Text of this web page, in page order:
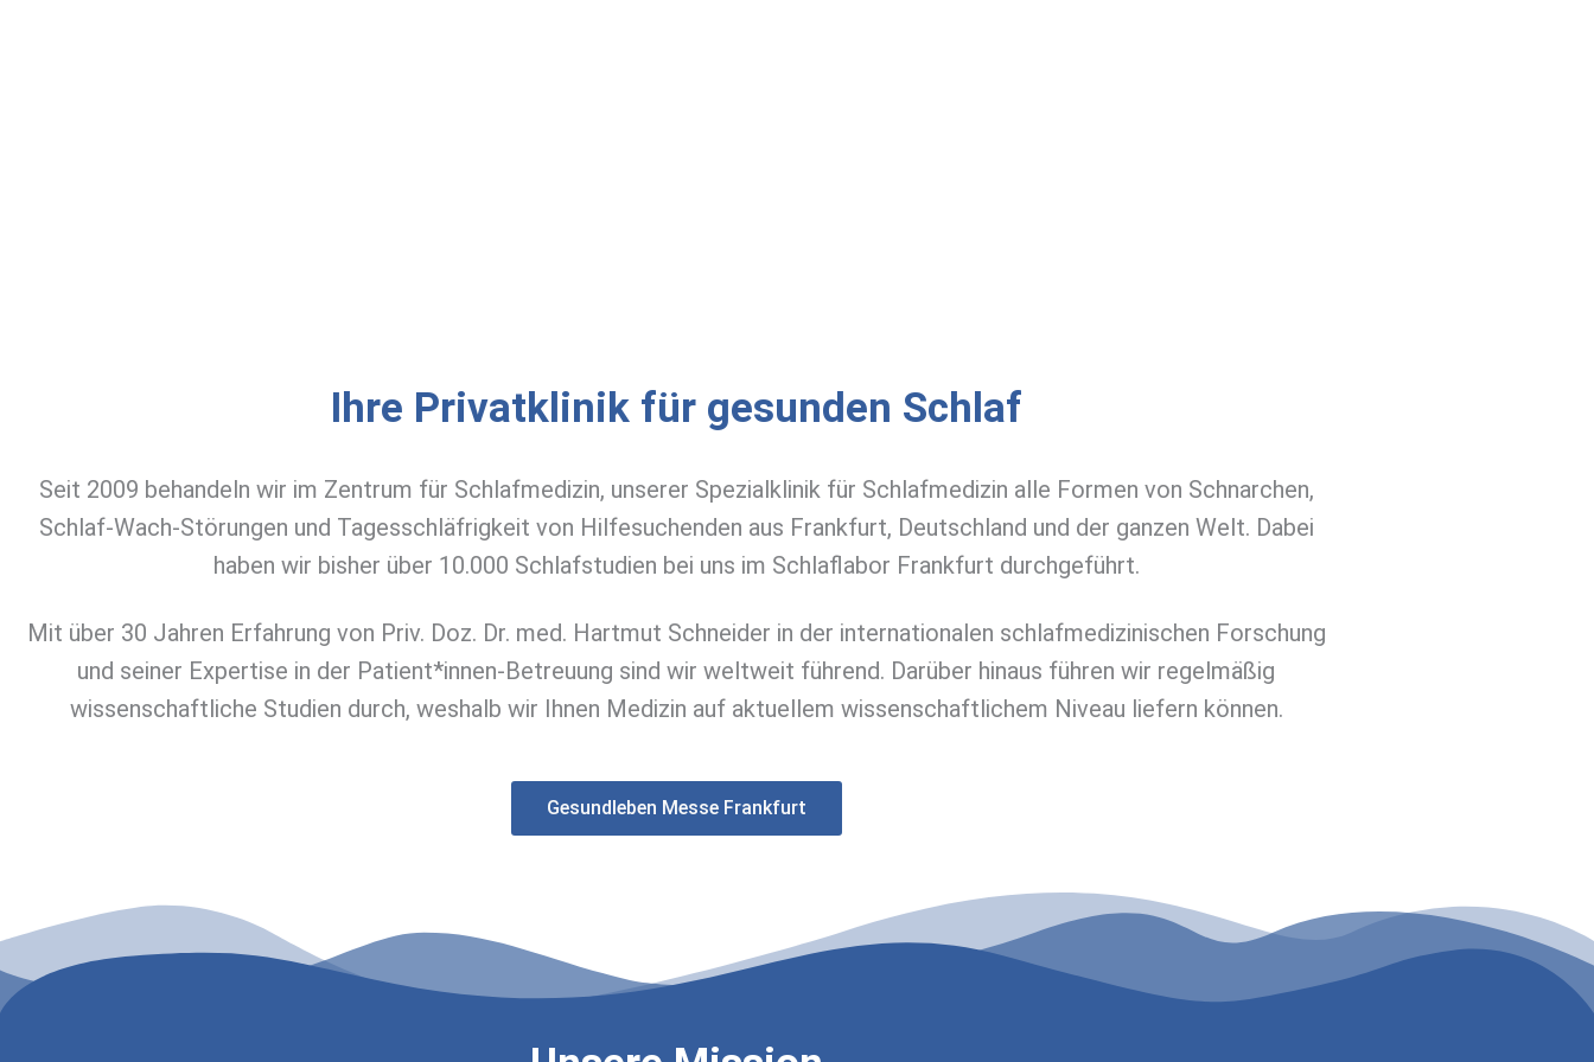
Ihre Privatklinik für gesunden Schlaf
Seit 2009 behandeln wir im Zentrum für Schlafmedizin, unserer Spezialklinik für Schlafmedizin alle Formen von Schnarchen,
Schlaf-Wach-Störungen und Tagesschläfrigkeit von Hilfesuchenden aus Frankfurt, Deutschland und der ganzen Welt. Dabei
haben wir bisher über 10.000 Schlafstudien bei uns im Schlaflabor Frankfurt durchgeführt.
Mit über 30 Jahren Erfahrung von Priv. Doz. Dr. med. Hartmut Schneider in der internationalen schlafmedizinischen Forschung
und seiner Expertise in der Patient*innen-Betreuung sind wir weltweit führend. Darüber hinaus führen wir regelmäßig
wissenschaftliche Studien durch, weshalb wir Ihnen Medizin auf aktuellem wissenschaftlichem Niveau liefern können.
Gesundleben Messe Frankfurt